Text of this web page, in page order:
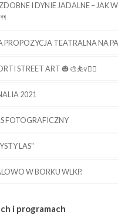
I DYNIE JADALNE – JAK
PROPOZYCJA TEATRALNA NA
STREET ART 🎃🎨⛹️‍♀️🤸‍♂️
2021
FOTOGRAFICZNY
LAS"
W BORKU WLKP.
i programach